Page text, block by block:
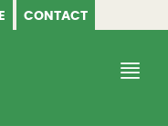
CONTACT